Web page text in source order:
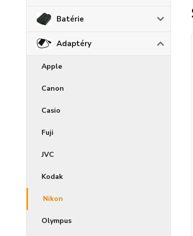
Batérie
Adaptéry
Apple
Canon
Casio
Fuji
JVC
Kodak
Nikon
Olympus